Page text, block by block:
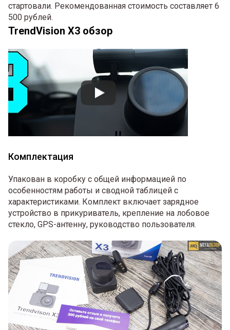
стартовали. Рекомендованная стоимость составляет 6
500 рублей.
TrendVision X3 обзор
Комплектация
Упакован в коробку с общей информацией по
особенностям работы и сводной таблицей с
характеристиками. Комплект включает зарядное
устройство в прикуриватель, крепление на лобовое
стекло, GPS-антенну, руководство пользователя.